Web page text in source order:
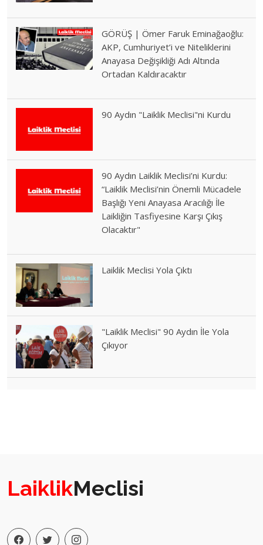
GÖRÜŞ | Ömer Faruk Eminağaoğlu:
AKP, Cumhuriyet’i ve Niteliklerini
Anayasa Değişikliği Adı Altında
Ortadan Kaldıracaktır
90 Aydın "Laiklik Meclisi"ni Kurdu
90 Aydın Laiklik Meclisi’ni Kurdu:
“Laiklik Meclisi’nin Önemli Mücadele
Başlığı Yeni Anayasa Aracılığı İle
Laikliğin Tasfiyesine Karşı Çıkış
Olacaktır"
Laiklik Meclisi Yola Çıktı
"Laiklik Meclisi" 90 Aydın İle Yola
Çıkıyor
LaiklikMeclisi